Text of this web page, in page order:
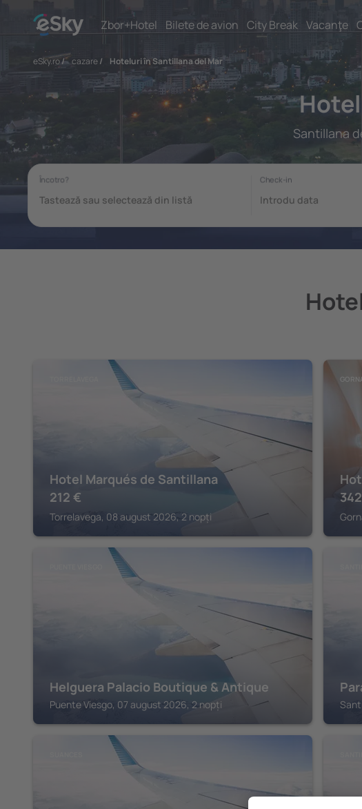
Zbor+Hotel Bilete de avion City Break Vacanţe
eSky.ro/ cazare/ Hoteluri în Santillana del Mar
Santillana
Hotel Marqués de Santillana
212 €
Torrelavega, 08 august 2026, 2 nopți
342
Helguera Palacio Boutique & Antique
Puente Viesgo, 07 august 2026, 2 nopți